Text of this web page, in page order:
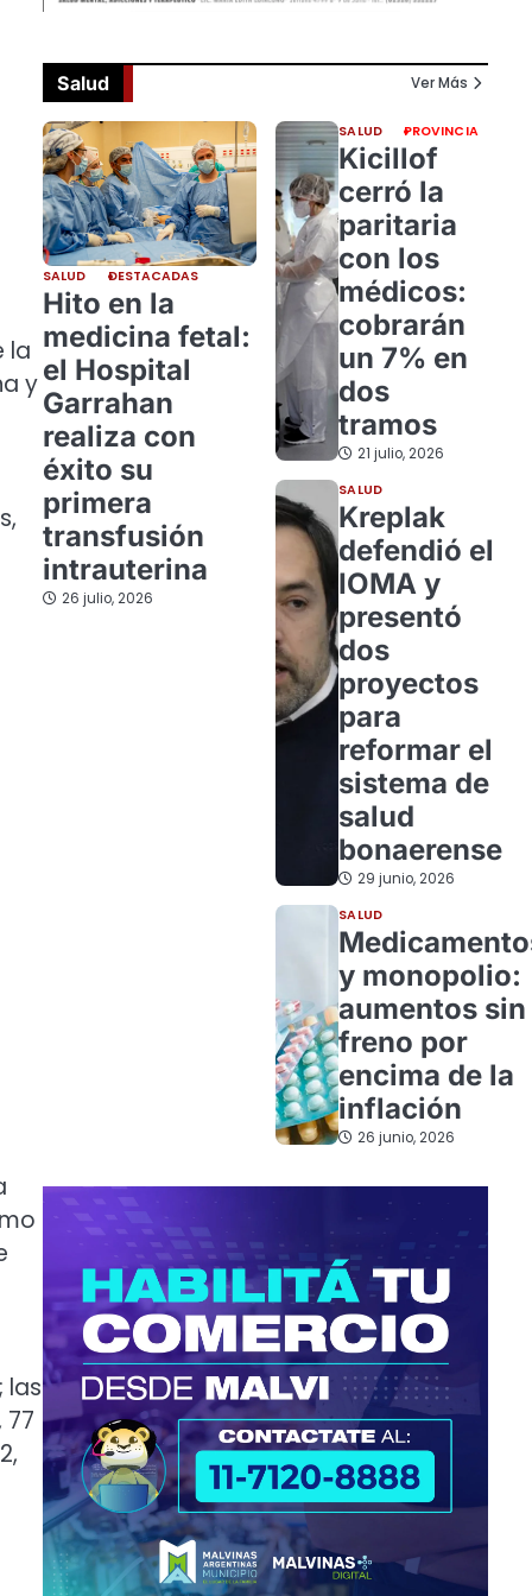
la
y
las
77
Salud Ver Más
SALUD DESTACADAS
Hito en la
medicina fetal:
el Hospital
Garrahan
realiza con
éxito su
primera
transfusión
intrauterina
26 julio, 2026
SALUD PROVINCIA
Kicillof
cerró la
paritaria
con los
médicos:
cobrarán
un 7% en
dos
tramos
21 julio, 2026
SALUD
Kreplak
defendió el
IOMA y
presentó
dos
proyectos
para
reformar el
sistema de
salud
bonaerense
29 junio, 2026
SALUD
y monopolio:
aumentos sin
freno por
encima de la
inflación
26 junio, 2026